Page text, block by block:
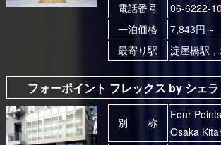
電話番号
06-6222-
一泊価格
7,843円～
最寄り駅
淀屋橋駅
フォーポイント フレックス by シェ
別 称
Four
Osaka